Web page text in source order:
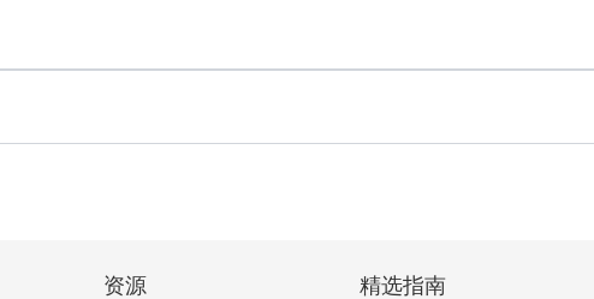
资源 精选指南